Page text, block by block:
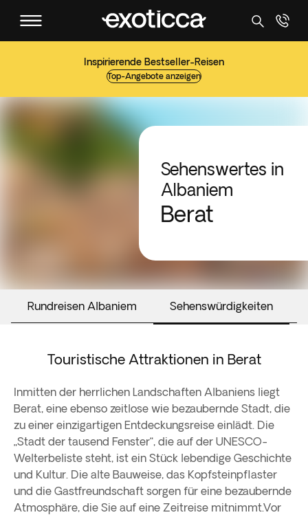
Inspirierende Bestseller-Reisen
Top-Angebote anzeigen
Sehenswertes in
Albaniem
Berat
Rundreisen Albaniem Sehenswürdigkeiten
Touristische Attraktionen in Berat
Inmitten der herrlichen Landschaften Albaniens liegt
Berat, eine ebenso zeitlose wie bezaubernde Stadt, die
zu einer einzigartigen Entdeckungsreise einlädt. Die
„Stadt der tausend Fenster“, die auf der UNESCO-
Welterbeliste steht, ist ein Stück lebendige Geschichte
und Kultur. Die alte Bauweise, das Kopfsteinpflaster
und die Gastfreundschaft sorgen für eine bezaubernde
Atmosphäre, die Sie auf eine Zeitreise mitnimmt.Vor